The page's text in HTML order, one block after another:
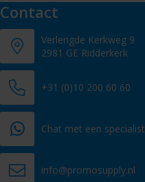
Contact
Verlengde Kerkweg 9
2981 GE Ridderkerk
+31 (0)10 200 60 60
Chat met een specialist
info@promosupply.nl